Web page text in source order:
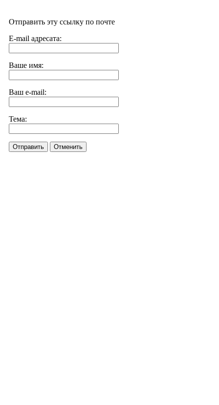
Отправить эту ссылку по почте
E-mail адресата:
Ваше имя:
Ваш e-mail:
Тема:
Отправить Отменить